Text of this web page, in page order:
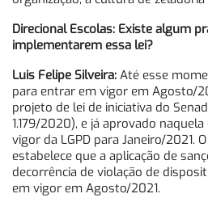
Direcional Escolas: Existe algum
implementarem essa lei?
Luis Felipe Silveira: Até esse
para entrar em vigor em Agosto/
projeto de lei de iniciativa do
1.179/2020), e já aprovado
vigor da LGPD para Janeiro/2021.
estabelece que a aplicação de
decorrência de violação de
em vigor em Agosto/2021.